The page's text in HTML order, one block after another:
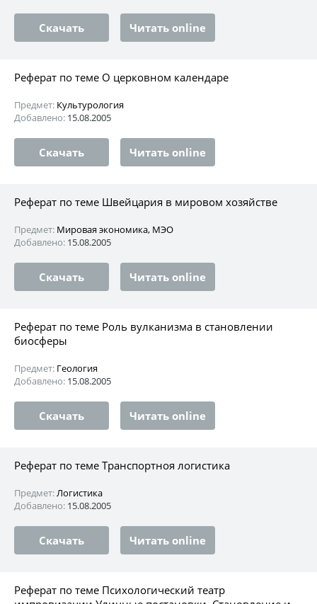
Скачать Читать online
Реферат по теме О церковном календаре
Предмет: Культурология
Добавлено: 15.08.2005
Скачать Читать online
Реферат по теме Швейцария в мировом хозяйстве
Предмет: Мировая экономика, МЭО
Добавлено: 15.08.2005
Скачать Читать online
Реферат по теме Роль вулканизма в становлении
биосферы
Предмет: Геология
Добавлено: 15.08.2005
Скачать Читать online
Реферат по теме Транспортноя логистика
Предмет:Логистика
Добавлено: 15.08.2005
Скачать Читать online
Реферат по теме Психологический театр